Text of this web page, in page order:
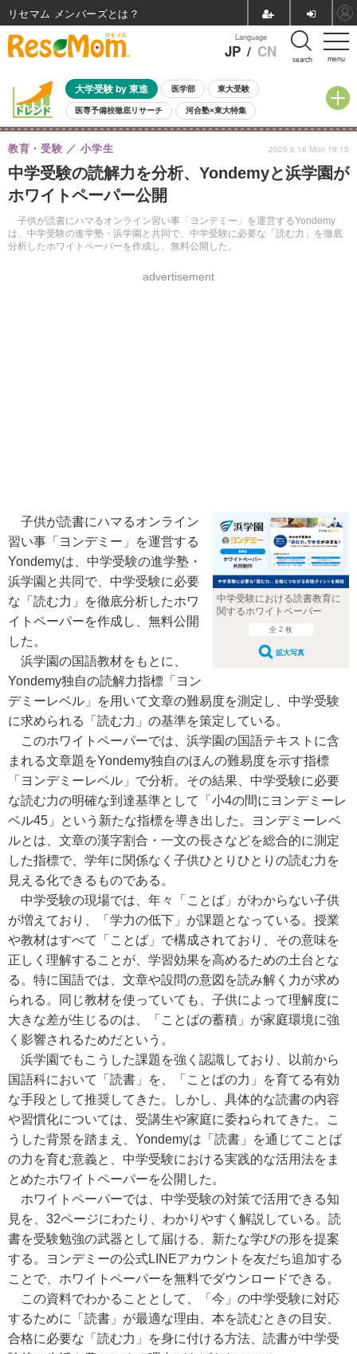
menu
Language
JP / CN search
大学受験 by 東進 医学部 東大受験
医専予備校徹底リサーチ 河合塾×東大特集
親子で考える大学選び 高校受験 中学受験 小学校受験
共通テスト 夏休み
8月開催イベント・WS 全国公立高校 過去問 人気記事
自由研究教材（小学生向け） 自由研究教材（中学生向け）
中学受験の読解力を分析、Yondemyと浜学園が
ホワイトペーパー公開
子供が読書にハマるオンライン習い事「ヨンデミー」を運営するYondemy
は、中学受験の進学塾・浜学園と共同で、中学受験に必要な「読む力」を徹底
分析したホワイトペーパーを作成し、無料公開した。
教育・受験 小学生
advertisement
2025.6.16 Mon 19:15
中学受験における読書教育に
関するホワイトペーパー
全 2 枚
拡大写真
子供が読書にハマるオンライン
習い事「ヨンデミー」を運営する
Yondemyは、中学受験の進学塾・
浜学園と共同で、中学受験に必要
な「読む力」を徹底分析したホワ
イトペーパーを作成し、無料公開
した。
浜学園の国語教材をもとに、
Yondemy独自の読解力指標「ヨン
デミーレベル」を用いて文章の難易度を測定し、中学受験
に求められる「読む力」の基準を策定している。
このホワイトペーパーでは、浜学園の国語テキストに含
まれる文章題をYondemy独自のほんの難易度を示す指標
「ヨンデミーレベル」で分析。その結果、中学受験に必要
な読む力の明確な到達基準として「小4の間にヨンデミーレ
ベル45」という新たな指標を導き出した。ヨンデミーレベ
ルとは、文章の漢字割合・一文の長さなどを総合的に測定
した指標で、学年に関係なく子供ひとりひとりの読む力を
見える化できるものである。
中学受験の現場では、年々「ことば」がわからない子供
が増えており、「学力の低下」が課題となっている。授業
や教材はすべて「ことば」で構成されており、その意味を
正しく理解することが、学習効果を高めるための土台とな
る。特に国語では、文章や設問の意図を読み解く力が求め
られる。同じ教材を使っていても、子供によって理解度に
大きな差が生じるのは、「ことばの蓄積」が家庭環境に強
く影響されるためだという。
浜学園でもこうした課題を強く認識しており、以前から
国語科において「読書」を、「ことばの力」を育てる有効
な手段として推奨してきた。しかし、具体的な読書の内容
や習慣化については、受講生や家庭に委ねられてきた。こ
うした背景を踏まえ、Yondemyは「読書」を通じてことば
の力を育む意義と、中学受験における実践的な活用法をま
とめたホワイトペーパーを公開した。
ホワイトペーパーでは、中学受験の対策で活用できる知
見を、32ページにわたり、わかりやすく解説している。読
書を受験勉強の武器として届ける、新たな学びの形を提案
する。ヨンデミーの公式LINEアカウントを友だち追加する
ことで、ホワイトペーパーを無料でダウンロードできる。
この資料でわかることとして、「今」の中学受験に対応
するために「読書」が最適な理由、本を読むときの目安、
合格に必要な「読む力」を身に付ける方法、読書が中学受
リセマム メンバーズ